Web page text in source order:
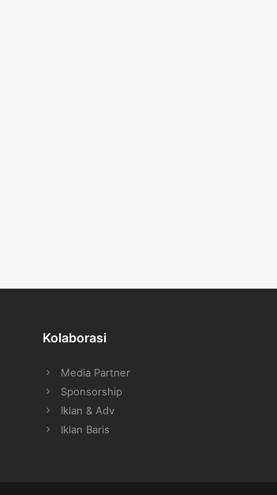
Kolaborasi
Media Partner
Sponsorship
Iklan & Adv
Iklan Baris